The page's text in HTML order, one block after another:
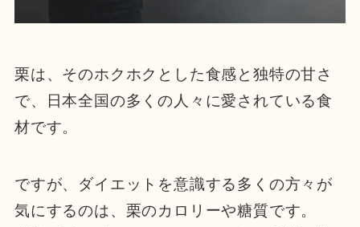
栗は、そのホクホクとした食感と独特の甘さ
で、日本全国の多くの人々に愛されている食
材です。
ですが、ダイエットを意識する多くの方々が
気にするのは、栗のカロリーや糖質です。